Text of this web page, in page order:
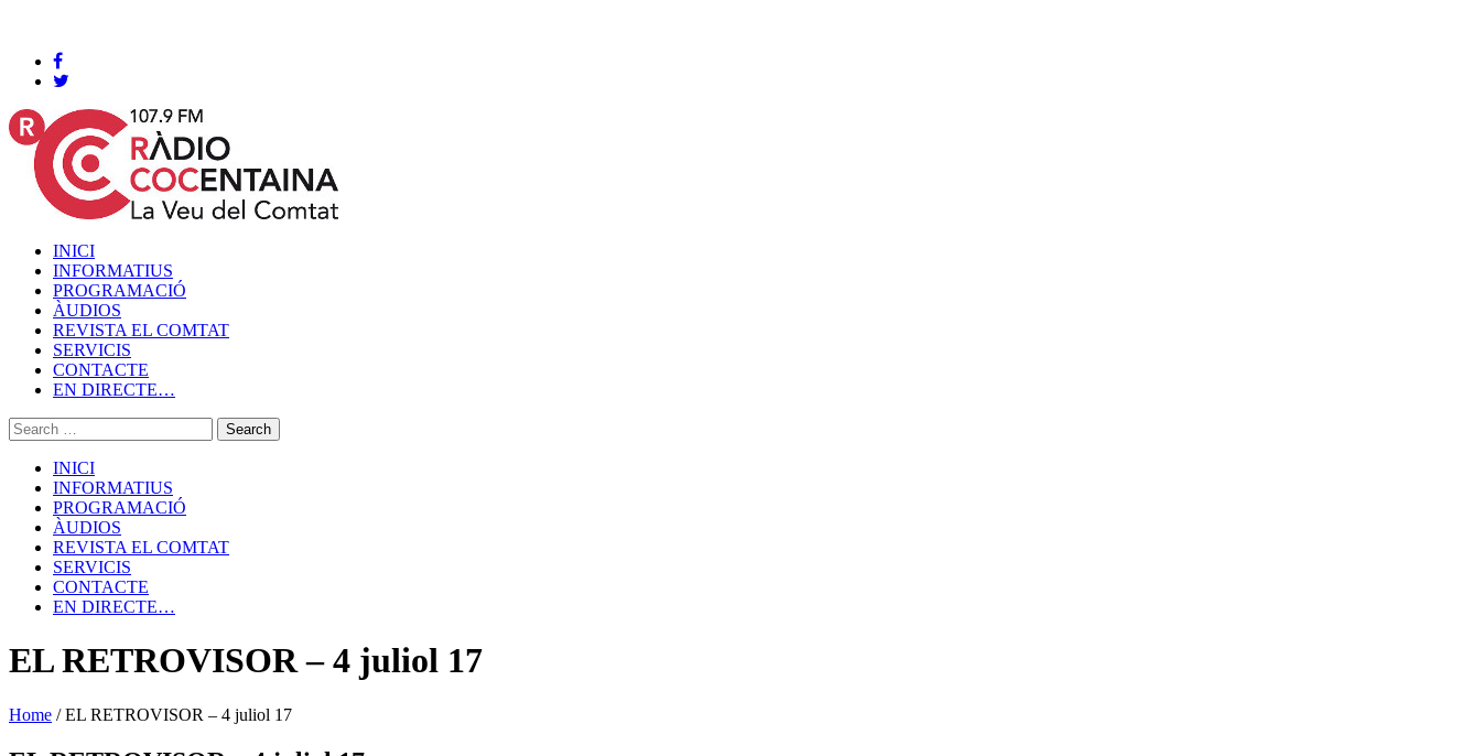
INICI
INFORMATIUS
PROGRAMACIÓ
ÀUDIOS
REVISTA EL COMTAT
SERVICIS
CONTACTE
EN DIRECTE…
INICI
INFORMATIUS
PROGRAMACIÓ
ÀUDIOS
REVISTA EL COMTAT
SERVICIS
CONTACTE
EN DIRECTE…
EL RETROVISOR – 4 juliol 17
Home /EL RETROVISOR – 4 juliol 17